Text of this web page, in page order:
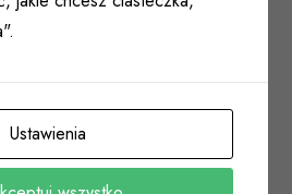
Ustawienia